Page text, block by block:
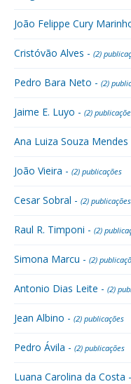
João Felippe Cury
Cristóvão Alves - (2)
Pedro Bara Neto - (2)
Jaime E. Luyo - (2)
Ana Luiza Souza Mendes
João Vieira - (2) publicações
Cesar Sobral - (2) publicações
Raul R. Timponi - (2)
Simona Marcu - (2)
Antonio Dias Leite - (2)
Jean Albino - (2) publicações
Pedro Ávila - (2) publicações
Luana Carolina da Costa -